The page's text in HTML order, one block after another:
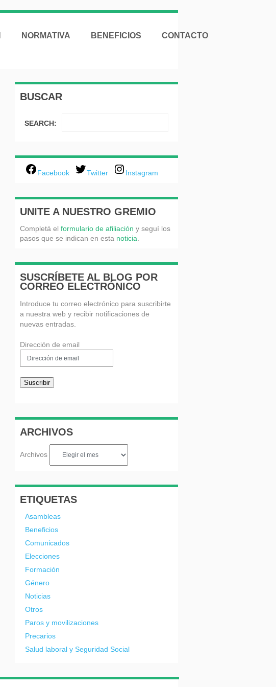
NORMATIVA BENEFICIOS CONTACTO
BUSCAR
SEARCH:
Facebook Twitter Instagram
UNITE A NUESTRO GREMIO
Completá el formulario de afiliación y seguí los
pasos que se indican en esta noticia
SUSCRÍBETE AL BLOG POR
CORREO ELECTRÓNICO
Introduce tu correo electrónico para suscribirte
a nuestra web y recibir notificaciones de
nuevas entradas.
Dirección de email
Suscribir
ARCHIVOS
Archivos
ETIQUETAS
Asambleas
Beneficios
Comunicados
Elecciones
Formación
Género
Noticias
Otros
Paros y movilizaciones
Precarios
Salud laboral y Seguridad Social